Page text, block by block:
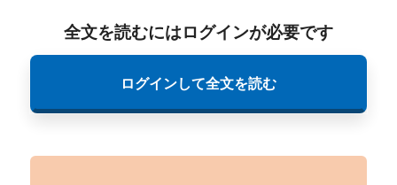
全文を読むにはログインが必要です
ログインして全文を読む